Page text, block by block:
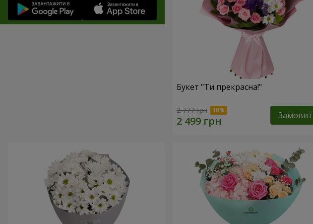
Букет "Ти прекрасна!"
2 777 грн